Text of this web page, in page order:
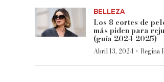
BELLEZA
Los 8 cortes de
más piden para
(guía 2024-2025)
Abril 13, 2024 · Regina